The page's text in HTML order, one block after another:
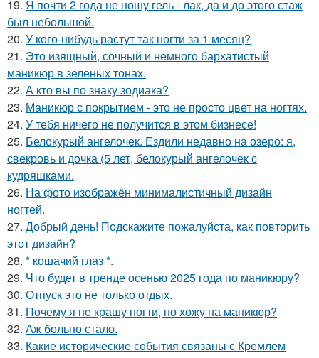
19. Я почти 2 года не ношу гель - лак, да и до этого стаж
был небольшой.
20. У кого-нибудь растут так ногти за 1 месяц?
21. Это изящный, сочный и немного бархатистый
маникюр в зеленых тонах.
22. А кто вы по знаку зодиака?
23. Маникюр с покрытием - это не просто цвет на ногтях.
24. У тебя ничего не получится в этом бизнесе!
25. Белокурый ангелочек. Ездили недавно на озеро: я,
свекровь и дочка (5 лет, белокурый ангелочек с
кудряшками.
26. На фото изображён минималистичный дизайн
ногтей.
27. Добрый день! Подскажите пожалуйста, как повторить
этот дизайн?
28. * кошачий глаз *.
29. Что будет в тренде осенью 2025 года по маникюру?
30. Отпуск это не только отдых.
31. Почему я не крашу ногти, но хожу на маникюр?
32. Аж больно стало.
33. Какие исторические события связаны с Кремлем